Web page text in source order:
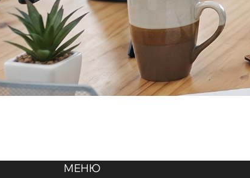
МЕНЮ